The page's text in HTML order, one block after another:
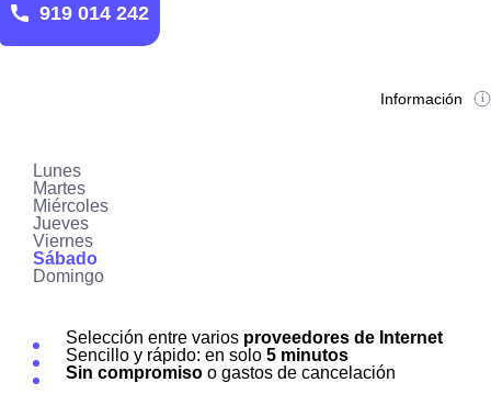
919 014 242
Información
Lunes
Martes
Miércoles
Jueves
Viernes
Sábado
Domingo
Selección entre varios proveedores de Internet
Sencillo y rápido: en solo 5 minutos
Sin compromiso o gastos de cancelación